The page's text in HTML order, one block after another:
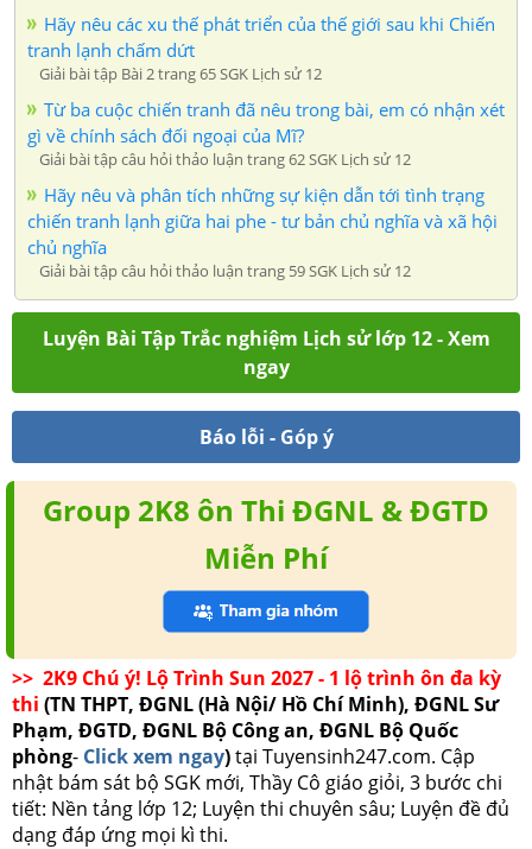
Hãy nêu các xu thế phát triển của thế giới sau khi Chiến
tranh lạnh chấm dứt
Giải bài tập Bài 2 trang 65 SGK Lịch sử 12
Từ ba cuộc chiến tranh đã nêu trong bài, em có nhận xét
gì về chính sách đối ngoại của Mĩ?
Giải bài tập câu hỏi thảo luận trang 62 SGK Lịch sử 12
Hãy nêu và phân tích những sự kiện dẫn tới tình trạng
chiến tranh lạnh giữa hai phe - tư bản chủ nghĩa và xã hội
chủ nghĩa
Giải bài tập câu hỏi thảo luận trang 59 SGK Lịch sử 12
Luyện Bài Tập Trắc nghiệm Lịch sử lớp 12 - Xem
ngay
Báo lỗi - Góp ý
Group 2K8 ôn Thi ĐGNL & ĐGTD
Miễn Phí
>> 2K9 Chú ý! Lộ Trình Sun 2027 - 1 lộ trình ôn đa kỳ
thi (TN THPT, ĐGNL (Hà Nội/ Hồ Chí Minh), ĐGNL Sư
Phạm, ĐGTD, ĐGNL Bộ Công an, ĐGNL Bộ Quốc
phòng- Click xem ngay)tại Tuyensinh247.com. Cập
nhật bám sát bộ SGK mới, Thầy Cô giáo giỏi, 3 bước chi
tiết: Nền tảng lớp 12; Luyện thi chuyên sâu; Luyện đề đủ
dạng đáp ứng mọi kì thi.